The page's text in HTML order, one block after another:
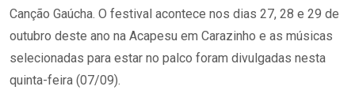
Canção Gaúcha. O festival acontece nos dias 27, 28 e 29 de
outubro deste ano na Acapesu em Carazinho e as músicas
selecionadas para estar no palco foram divulgadas nesta
quinta-feira (07/09).